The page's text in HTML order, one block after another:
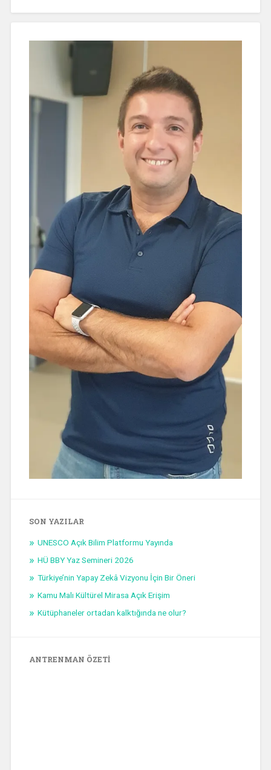
SON YAZILAR
UNESCO Açık Bilim Platformu Yayında
HÜ BBY Yaz Semineri 2026
Türkiye’nin Yapay Zekâ Vizyonu İçin Bir Öneri
Kamu Malı Kültürel Mirasa Açık Erişim
Kütüphaneler ortadan kalktığında ne olur?
ANTRENMAN ÖZETI